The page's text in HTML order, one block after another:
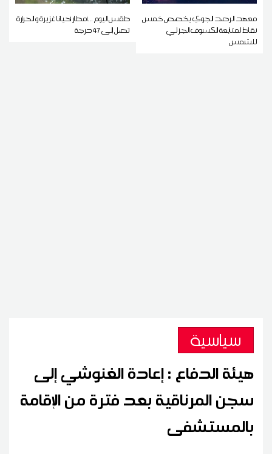
معهد الرصد الجوي يخصص خمس
نقاط لمتابعة الكسوف الجزئي
للشمس
طقس اليوم ...أمطار أحيانا غزيرة و الحرارة
تصل إلى 47 درجة
سياسية
هيئة الدفاع : إعادة الغنوشي إلى
سجن المرناقية بعد فترة من الإقامة
بالمستشفى